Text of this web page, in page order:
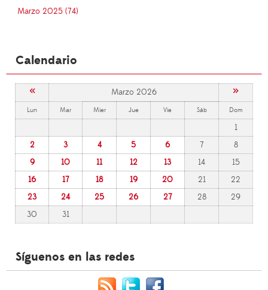
Marzo 2025 (74)
Calendario
« Marzo 2026 »
Lun Mar Mier Jue Vie Sáb Dom
1
2
3 4 5 6 7
8
9
10 11 12 13 14
15
16
17 18 19 20 21
22
23
24 25 26 27 28
29
30
31
Síguenos en las redes